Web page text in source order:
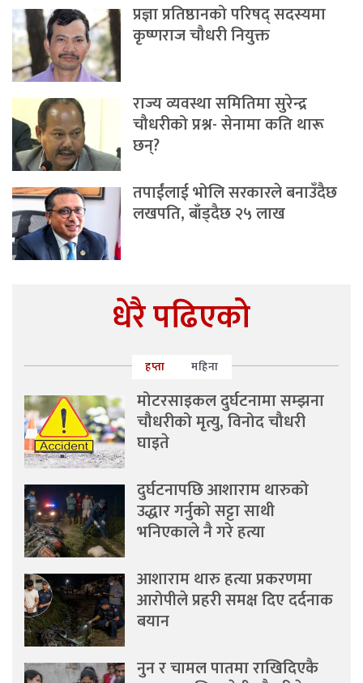
प्रज्ञा प्रतिष्ठानको परिषद् सदस्यमा
कृष्णराज चौधरी नियुक्त
राज्य व्यवस्था समितिमा सुरेन्द्र
चौधरीको प्रश्न- सेनामा कति थारू
छन्?
तपाईंलाई भोलि सरकारले बनाउँदैछ
लखपति, बाँड्दैछ २५ लाख
धेरै पढिएको
हप्ता महिना
मोटरसाइकल दुर्घटनामा सम्झना
चौधरीको मृत्यु, विनोद चौधरी
घाइते
दुर्घटनापछि आशाराम थारुको
उद्धार गर्नुको सट्टा साथी
भनिएकाले नै गरे हत्या
आशाराम थारु हत्या प्रकरणमा
आरोपीले प्रहरी समक्ष दिए दर्दनाक
बयान
नुन र चामल पातमा राखिदिएकै